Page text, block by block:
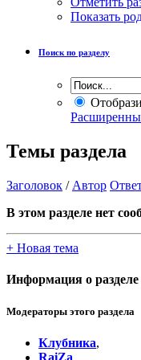
Показать
Поиск по разделу
Темы раздела
Заголовок / Автор
В этом разделе нет
+ Новая тема
Информация о
Модераторы этого раздела
Клубника,
RaiZa